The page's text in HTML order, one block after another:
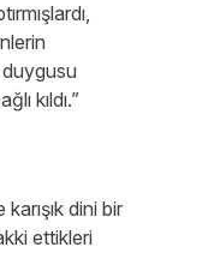
kıldı.”
dini bir
ettikleri